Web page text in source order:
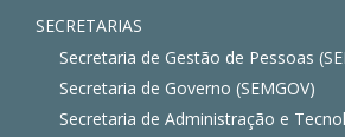
SECRETARIAS
Secretaria de Gestão de Pessoas
Secretaria de Governo (SEMGOV)
Secretaria de Administração e